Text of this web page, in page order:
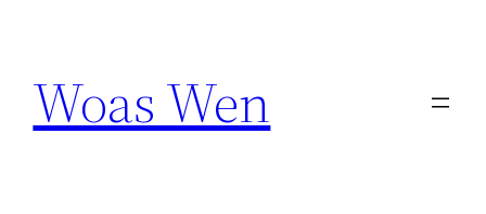
contenu
Woas Wen